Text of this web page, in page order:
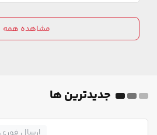
مشاهده همه
جدیدترین ها